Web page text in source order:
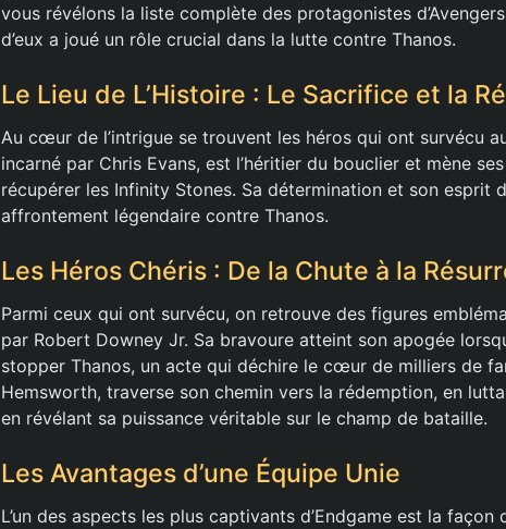
vous révélons la liste complète des protagonistes
d’eux a joué un rôle crucial dans la lutte contre Thanos.
Le Lieu de L’Histoire : Le Sacrifice et la
Au cœur de l’intrigue se trouvent les héros qui ont survécu
incarné par Chris Evans, est l’héritier du bouclier et mène
récupérer les Infinity Stones. Sa détermination et son esprit
affrontement légendaire contre Thanos.
Les Héros Chéris : De la Chute à la
Parmi ceux qui ont survécu, on retrouve des figures
par Robert Downey Jr. Sa bravoure atteint son apogée
stopper Thanos, un acte qui déchire le cœur de milliers de
Hemsworth, traverse son chemin vers la rédemption, en
en révélant sa puissance véritable sur le champ de bataille.
Les Avantages d’une Équipe Unie
L’un des aspects les plus captivants d’Endgame est la